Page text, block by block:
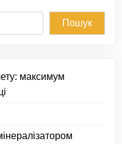
Пошук
максимум